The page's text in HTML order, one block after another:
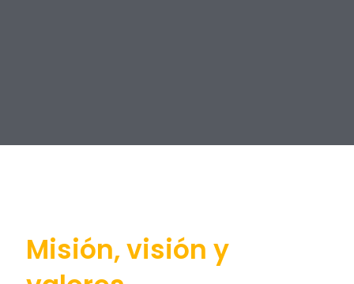
Misión, visión y